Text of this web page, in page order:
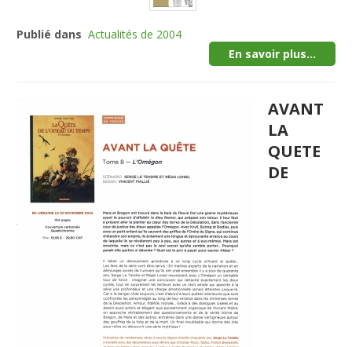
Publié dans Actualités de 2004
En savoir plus...
AVANT
LA
QUETE
DE